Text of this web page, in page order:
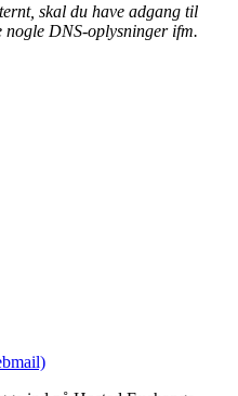
skal du have adgang til
DNS-oplysninger ifm.